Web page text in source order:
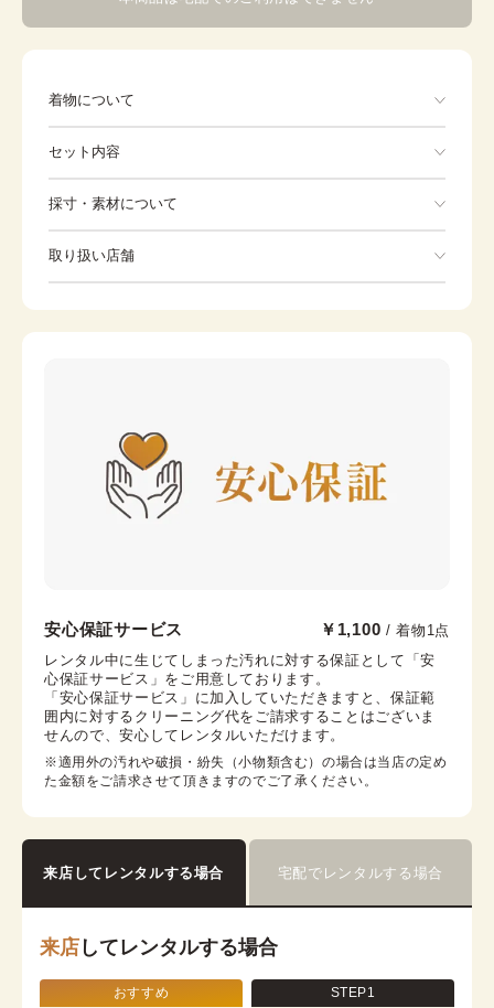
着物について
掛。赤や紫、水色のお花の刺繍が素敵です。 ※ 各オプシ
セット内容
※着付けに必要な一式をすべて含みます。
採寸・素材について
身丈 -
取り扱い店舗
京都府京都市下京区烏丸通七条下る東塩小路町721−1 京
都タワービル3F
営業時間： 10:00 ~ 17:30
着付け最終受付時間：15:30
返却締め切り時間：17:30
安心保証サービス ￥1,100 / 着物1点
レンタル中に生じてしまった汚れに対する保証として「安
心保証サービス」をご用意しております。
「安心保証サービス」に加入していただきますと、保証範
囲内に対するクリーニング代をご請求することはございま
せんので、安心してレンタルいただけます。
※適用外の汚れや破損・紛失（小物類含む）の場合は当店の定め
た金額をご請求させて頂きますのでご了承ください。
来店してレンタルする場合 宅配でレンタルする場合
来店 してレンタルする場合
おすすめ STEP1